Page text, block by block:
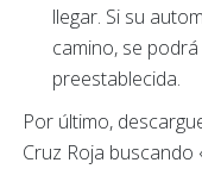
llegar. Si su
camino, se
preestablecida.
Por último,
Cruz Roja buscando